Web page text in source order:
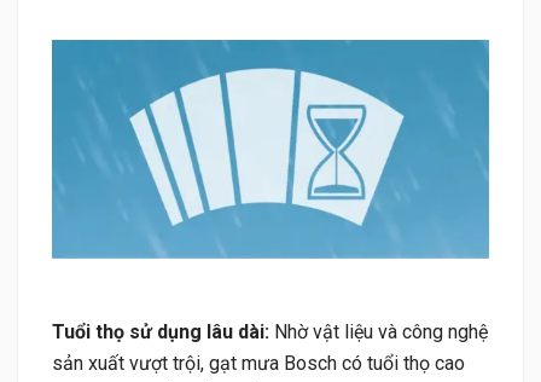
Tuổi thọ sử dụng lâu dài: Nhờ vật liệu và công nghệ
sản xuất vượt trội, gạt mưa Bosch có tuổi thọ cao